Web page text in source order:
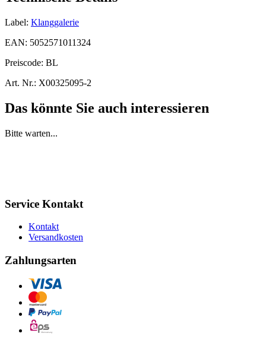
Label: Klanggalerie
EAN: 5052571011324
Preiscode: BL
Art. Nr.: X00325095-2
Das könnte Sie auch interessieren
Bitte warten...
Service Kontakt
Kontakt
Versandkosten
Zahlungsarten